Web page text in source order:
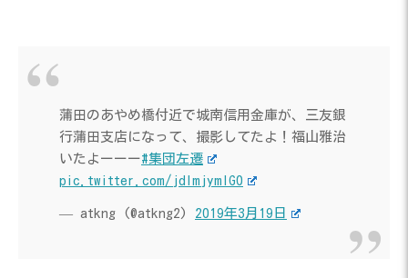
蒲田のあやめ橋付近で城南信用金庫が、三友銀
行蒲田支店になって、撮影してたよ！福山雅治
いたよーーー#集団左遷
pic.twitter.com/jdImjymlG0
— atkng (@atkng2) 2019年3月19日